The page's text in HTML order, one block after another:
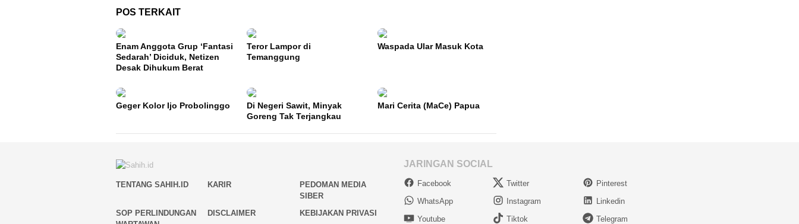
POS TERKAIT
Enam Anggota Grup ‘Fantasi
Sedarah’ Diciduk, Netizen
Desak Dihukum Berat
Teror Lampor di
Temanggung
Waspada Ular Masuk Kota
Geger Kolor Ijo Probolinggo
Di Negeri Sawit, Minyak
Goreng Tak Terjangkau
Mari Cerita (MaCe) Papua
TENTANG SAHIH.ID KARIR
PEDOMAN MEDIA
SIBER
SOP PERLINDUNGAN
DISCLAIMER KEBIJAKAN PRIVASI
JARINGAN SOCIAL
Facebook Twitter
Pinterest
WhatsApp
Instagram
Linkedin
Youtube
Tiktok Telegram